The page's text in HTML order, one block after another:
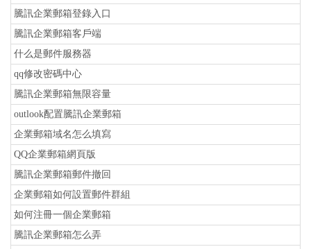
騰訊企業郵箱登錄入口
騰訊企業郵箱客戶端
什么是郵件服務器
qq修改密碼中心
騰訊企業郵箱無限容量
outlook配置騰訊企業郵箱
企業郵箱域名怎么填寫
QQ企業郵箱網頁版
騰訊企業郵箱郵件撤回
企業郵箱如何設置郵件群組
如何注冊一個企業郵箱
騰訊企業郵箱怎么弄